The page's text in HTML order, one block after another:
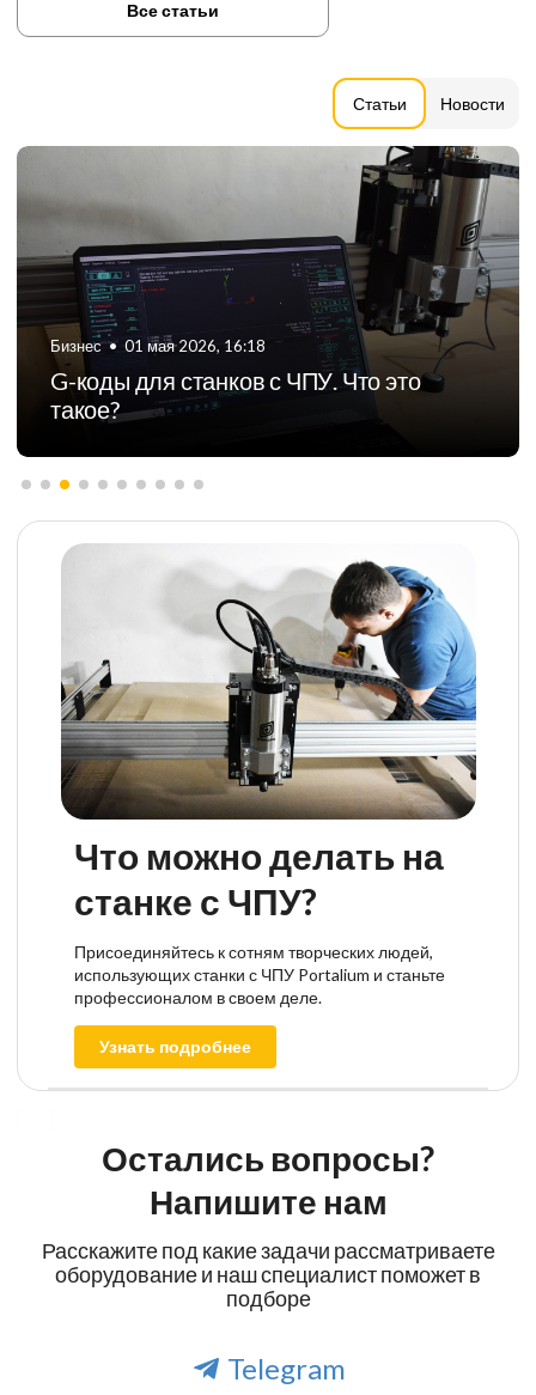
Статьи Новости
Все статьи
Бизнес • 06 августа 2024, 11:21
ТОП-5 российских производителей
фрезерных станков с ЧПУ
Что можно делать на
станке с ЧПУ?
Присоединяйтесь к сотням творческих людей,
использующих станки с ЧПУ Portalium и станьте
профессионалом в своем деле.
Узнать подробнее
Остались вопросы?
Напишите нам
Расскажите под какие задачи рассматриваете
оборудование и наш специалист поможет в
подборе
Telegram